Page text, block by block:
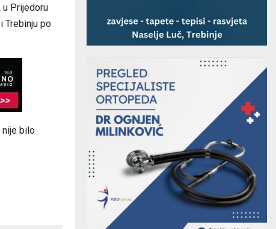
u Prijedoru
Trebinju po
nije bilo